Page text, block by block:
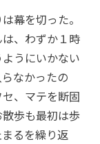
幕を切った。
、わずか１時
うにいかない
なかったの
、マテを断固
歩も最初は歩
るを繰り返